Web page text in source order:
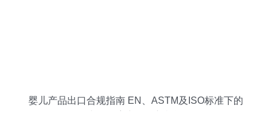
婴儿产品出口合规指南 EN、ASTM及ISO标准下的